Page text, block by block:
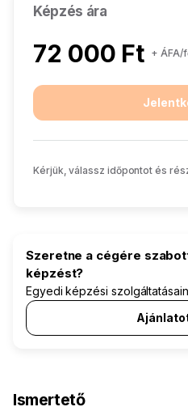
Képzés ára
72 000 Ft + ÁFA/
Kérjük, válassz időpontot és
Szeretne a cégére
képzést?
Egyedi képzési
Ismertető